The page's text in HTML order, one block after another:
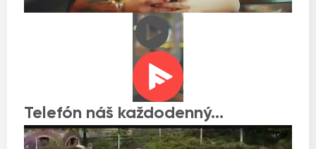
Telefón náš každodenný…